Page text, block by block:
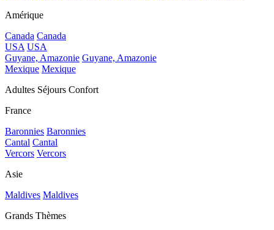
Amérique
Canada Canada
USA USA
Guyane, Amazonie Guyane, Amazonie
Mexique Mexique
Adultes Séjours Confort
France
Baronnies Baronnies
Cantal Cantal
Vercors Vercors
Asie
Maldives Maldives
Grands Thèmes